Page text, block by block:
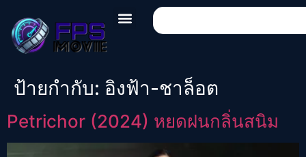
ป้ายกำกับ: อิงฟ้า-ชาล็อต
Petrichor (2024) หยดฝนกลิ่นสนิม